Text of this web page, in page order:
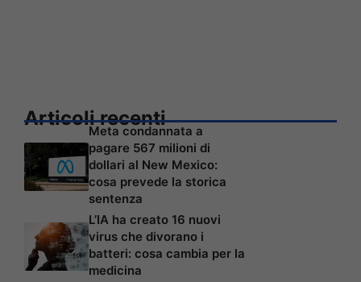
Articoli recenti
Meta condannata a
pagare 567 milioni di
dollari al New Mexico:
cosa prevede la storica
sentenza
L’IA ha creato 16 nuovi
virus che divorano i
batteri: cosa cambia per la
medicina